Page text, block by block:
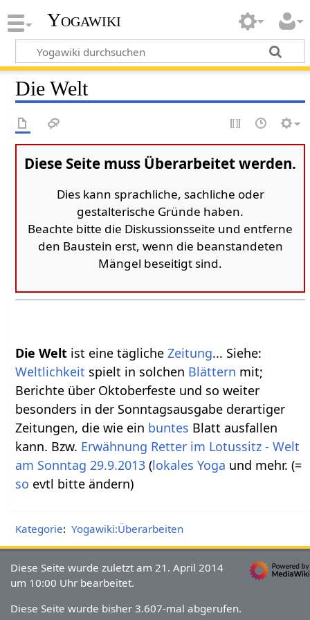
Yogawiki
Die Welt
Diese Seite muss Überarbeitet werden.
Dies kann sprachliche, sachliche oder
gestalterische Gründe haben.
Beachte bitte die Diskussionsseite und entferne
den Baustein erst, wenn die beanstandeten
Mängel beseitigt sind.
Die Welt ist eine täglicheZeitung... Siehe:
Weltlichkeit spielt in solchen Blättern mit;
Berichte über Oktoberfeste und so weiter
besonders in der Sonntagsausgabe derartiger
Zeitungen, die wie ein buntes Blatt ausfallen
kann. Bzw. Erwähnung Retter im Lotussitz - Welt
am Sonntag 29.9.2013 (lokales Yoga und mehr. (=
so evtl bitte ändern)
Kategorie: Yogawiki:Überarbeiten
Diese Seite wurde zuletzt am 21. April 2014
um 10:00 Uhr bearbeitet.
Diese Seite wurde bisher 3.607-mal abgerufen.